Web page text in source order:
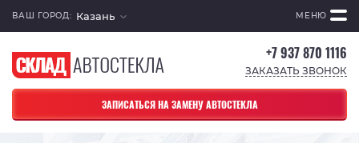
ВАШ ГОРОД: Казань МЕНЮ
+7 937 870 1116
ЗАКАЗАТЬ ЗВОНОК
ЗАПИСАТЬСЯ НА ЗАМЕНУ АВТОСТЕКЛА